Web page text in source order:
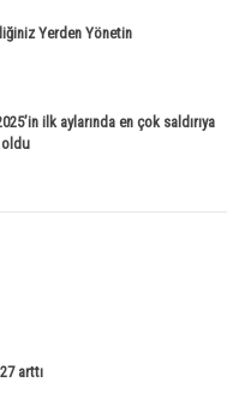
Yerden Yönetin
ilk aylarında en çok saldırıya
oldu
arttı